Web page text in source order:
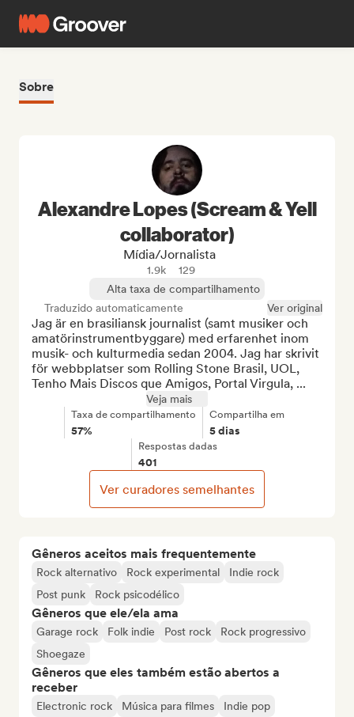
Sobre
Gêneros aceitos mais frequentemente
Rock alternativo Rock experimental
Indie rock
Post punk
Rock psicodélico
Gêneros que ele/ela ama
Garage rock Folk indie Post rock
Rock progressivo
Shoegaze
Gêneros que eles também estão abertos a
receber
Electronic rock Música para filmes
Indie pop
Alexandre Lopes (Scream & Yell
collaborator)
Mídia/Jornalista
1.9k
129
Alta taxa de compartilhamento
Traduzido automaticamente
Ver original
Jag är en brasiliansk journalist (samt musiker och
amatörinstrumentbyggare) med erfarenhet inom
musik- och kulturmedia sedan 2004. Jag har skrivit
för webbplatser som Rolling Stone Brasil, UOL,
Tenho Mais Discos que Amigos, Portal Virgula, ...
Veja mais
Taxa de compartilhamento
57%
Compartilha em
5 dias
Respostas dadas
401
Ver curadores semelhantes